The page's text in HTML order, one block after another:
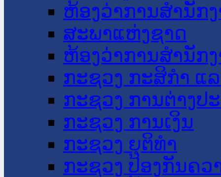
ຫ້ອງວ່າການສໍານັກ
ສະພາແຫ່ງຊາດ
ຫ້ອງວ່າການສຳນັກ
ກະຊວງ ກະສິກຳ ແ
ກະຊວງ ການຕ່າງປ
ກະຊວງ ການເງິນ
ກະຊວງ ຍຸຕິທໍາ
ກະຊວງ ປ້ອງກັນຄວ